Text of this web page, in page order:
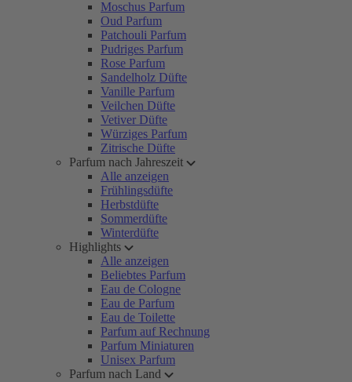
Moschus Parfum
Oud Parfum
Patchouli Parfum
Pudriges Parfum
Rose Parfum
Sandelholz Düfte
Vanille Parfum
Veilchen Düfte
Vetiver Düfte
Würziges Parfum
Zitrische Düfte
Parfum nach Jahreszeit
Alle anzeigen
Frühlingsdüfte
Herbstdüfte
Sommerdüfte
Winterdüfte
Highlights
Alle anzeigen
Beliebtes Parfum
Eau de Cologne
Eau de Parfum
Eau de Toilette
Parfum auf Rechnung
Parfum Miniaturen
Unisex Parfum
Parfum nach Land